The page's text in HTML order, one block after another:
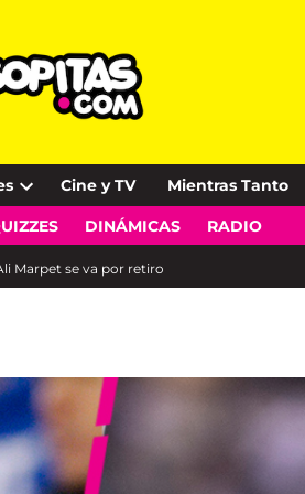
Open
dropdown
Cine y TV Mientras Tanto
DINÁMICAS RADIO
Marpet se va por retiro